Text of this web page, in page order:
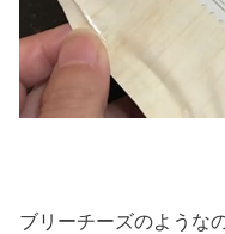
ブリーチーズのような